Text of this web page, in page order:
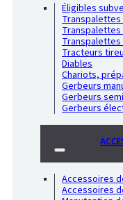
Éligibles
Transpalettes
Tracteurs
Diables
Chariots,
Gerbeurs
Gerbeurs
Gerbeurs
Accessoires
Accessoires